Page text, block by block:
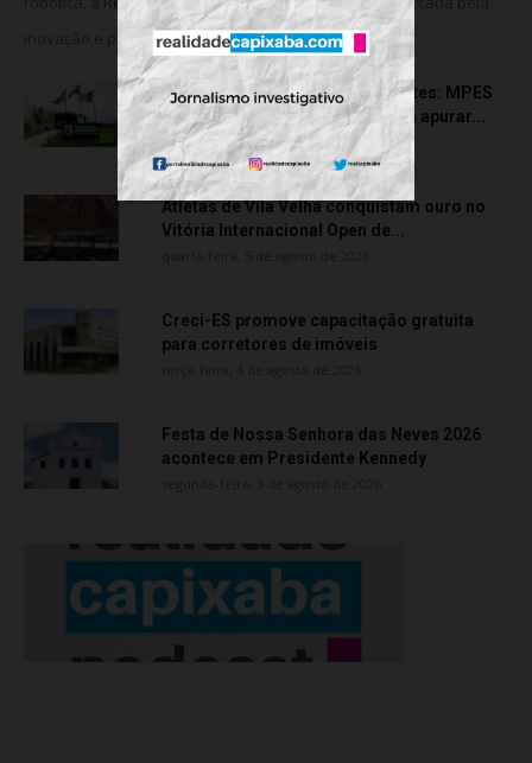
inovação e pela consolidação da...
Transporte particular de pacientes: MPES
aciona Câmara de Anchieta para apurar...
quarta-feira, 5 de agosto de 2026
Atletas de Vila Velha conquistam ouro no
Vitória Internacional Open de...
Creci-ES promove capacitação gratuita
para corretores de imóveis
Festa de Nossa Senhora das Neves 2026
acontece em Presidente Kennedy